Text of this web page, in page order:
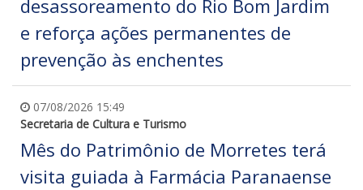
desassoreamento do Rio Bom Jardim
e reforça ações permanentes de
prevenção às enchentes
07/08/2026 15:49
Secretaria de Cultura e Turismo
Mês do Patrimônio de Morretes terá
visita guiada à Farmácia Paranaense